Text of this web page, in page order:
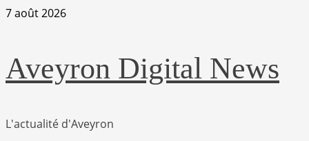
Skip
7 août 2026
Aveyron Digital News
L'actualité d'Aveyron